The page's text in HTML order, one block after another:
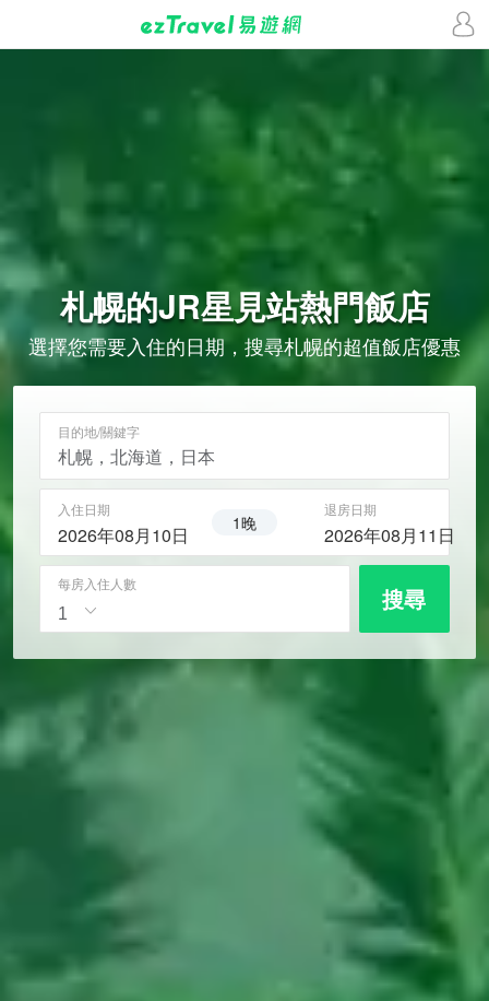
札幌的JR星見站熱門飯店
選擇您需要入住的日期，搜尋札幌的超值飯店優惠
目的地/關鍵字
入住日期
2026年08月10日 1晚
退房日期
2026年08月11日
每房入住人數 搜尋